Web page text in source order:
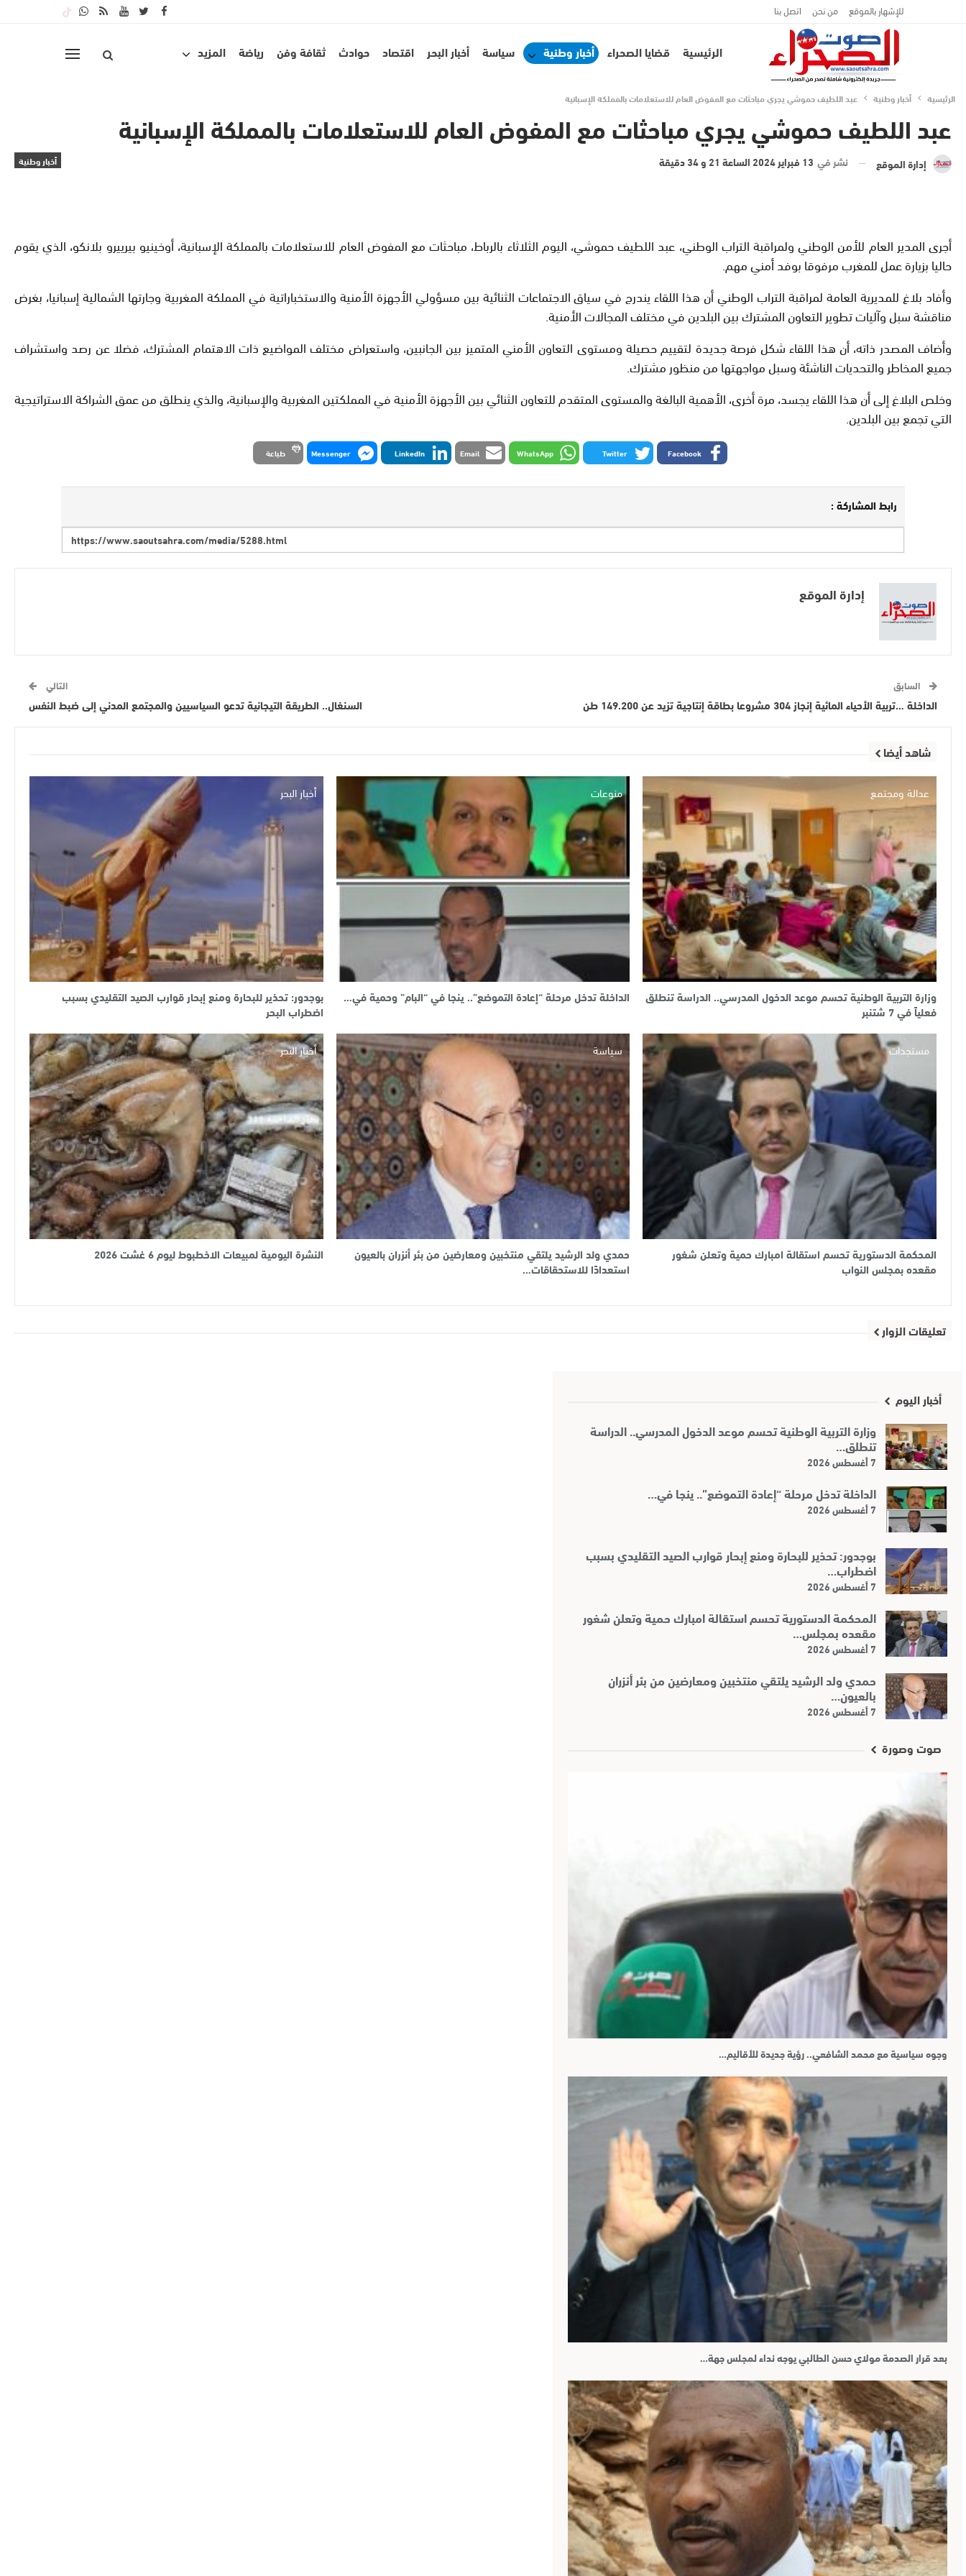
للإشهار بالموقع من نحن اتصل بنا
الرئيسية قضايا الصحراء أخبار وطنية سياسة أخبار البحر اقتصاد حوادث ثقافة وفن رياضة المزيد
الرئيسية أخبار وطنية عبد اللطيف حموشي يجري مباحثات مع المفوض العام للاستعلامات بالمملكة الإسبانية
عبد اللطيف حموشي يجري مباحثات مع المفوض العام للاستعلامات بالمملكة الإسبانية
أخبار وطنية إدارة الموقع نشر في 13 فبراير 2024 الساعة 21 و 34 دقيقة
أجرى المدير العام للأمن الوطني ولمراقبة التراب الوطني، عبد اللطيف حموشي، اليوم الثلاثاء بالرباط، مباحثات مع المفوض العام للاستعلامات بالمملكة الإسبانية، أوخينيو بيرييرو بلانكو، الذي يقوم
حاليا بزيارة عمل للمغرب مرفوقا بوفد أمني مهم.
وأفاد بلاغ للمديرية العامة لمراقبة التراب الوطني أن هذا اللقاء يندرج في سياق الاجتماعات الثنائية بين مسؤولي الأجهزة الأمنية والاستخباراتية في المملكة المغربية وجارتها الشمالية إسبانيا، بغرض
مناقشة سبل وآليات تطوير التعاون المشترك بين البلدين في مختلف المجالات الأمنية.
وأضاف المصدر ذاته، أن هذا اللقاء شكل فرصة جديدة لتقييم حصيلة ومستوى التعاون الأمني المتميز بين الجانبين، واستعراض مختلف المواضيع ذات الاهتمام المشترك، فضلا عن رصد واستشراف
جميع المخاطر والتحديات الناشئة وسبل مواجهتها من منظور مشترك.
وخلص البلاغ إلى أن هذا اللقاء يجسد، مرة أخرى، الأهمية البالغة والمستوى المتقدم للتعاون الثنائي بين الأجهزة الأمنية في المملكتين المغربية والإسبانية، والذي ينطلق من عمق الشراكة الاستراتيجية
التي تجمع بين البلدين.
Facebook
Twitter
WhatsApp
Email
LinkedIn
Messenger طباعة
رابط المشاركة :
إدارة الموقع
السابق
الداخلة …تربية الأحياء المائية إنجاز 304 مشروعا بطاقة إنتاجية تزيد عن 149.200 طن
التالي
السنغال.. الطريقة التيجانية تدعو السياسيين والمجتمع المدني إلى ضبط النفس
شاهد أيضا
عدالة ومجتمع
وزارة التربية الوطنية تحسم موعد الدخول المدرسي.. الدراسة تنطلق
فعلياً في 7 شتنبر
منوعات
الداخلة تدخل مرحلة “إعادة التموضع”.. ينجا في “البام” وحمية في…
أخبار البحر
بوجدور: تحذير للبحارة ومنع إبحار قوارب الصيد التقليدي بسبب
اضطراب البحر
مستجدات
المحكمة الدستورية تحسم استقالة امبارك حمية وتعلن شغور
مقعده بمجلس النواب
سياسة
حمدي ولد الرشيد يلتقي منتخبين ومعارضين من بئر أنزران بالعيون
استعدادًا للاستحقاقات…
أخبار البحر
النشرة اليومية لمبيعات الاخطبوط ليوم 6 غشت 2026
تعليقات الزوار
أخبار اليوم
وزارة التربية الوطنية تحسم موعد الدخول المدرسي.. الدراسة
تنطلق…
7 أغسطس 2026
الداخلة تدخل مرحلة “إعادة التموضع”.. ينجا في…
7 أغسطس 2026
بوجدور: تحذير للبحارة ومنع إبحار قوارب الصيد التقليدي بسبب
اضطراب…
7 أغسطس 2026
المحكمة الدستورية تحسم استقالة امبارك حمية وتعلن شغور
مقعده بمجلس…
7 أغسطس 2026
حمدي ولد الرشيد يلتقي منتخبين ومعارضين من بئر أنزران
بالعيون…
7 أغسطس 2026
صوت وصورة
وجوه سياسية مع محمد الشافعي.. رؤية جديدة للأقاليم…
بعد قرار الصدمة مولاي حسن الطالبي يوجه نداء لمجلس جهة…